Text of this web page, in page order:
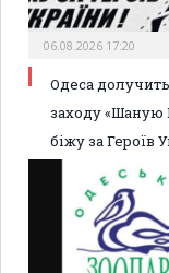
06.08.2026 17:20
Одеса
заходу «Шаную
біжу за Героїв